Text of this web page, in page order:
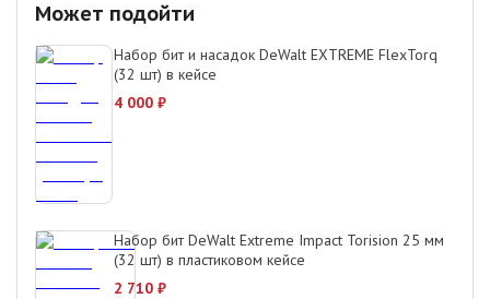
Может подойти
Набор бит и насадок DeWalt EXTREME FlexTorq
(32 шт) в кейсе
4 000 ₽
Набор бит DeWalt Extreme Impact Torision 25 мм
(32 шт) в пластиковом кейсе
2 710 ₽